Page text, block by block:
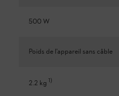
500 W
Poids de l’appareil sans câble
2.2 kg 1)